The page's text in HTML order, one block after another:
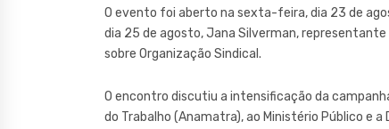
O evento foi aberto na sexta-feira, dia 23 de
dia 25 de agosto, Jana Silverman,
sobre Organização Sindical.
O encontro discutiu a intensificação da
do Trabalho (Anamatra), ao Ministério Público e